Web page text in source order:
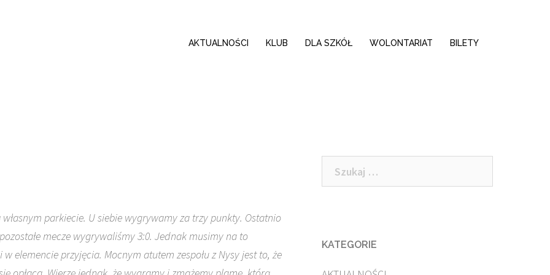
AKTUALNOŚCI KLUB DLA SZKÓŁ WOLONTARIAT BILETY
parkiecie. U siebie wygrywamy za trzy punkty. Ostatnio
mecze wygrywaliśmy 3:0. Jednak musimy na to
elemencie przyjęcia. Mocnym atutem zespołu z Nysy jest to, że
Szukaj:
KATEGORIE